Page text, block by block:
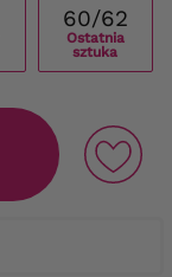
60/62
Ostatnia
sztuka